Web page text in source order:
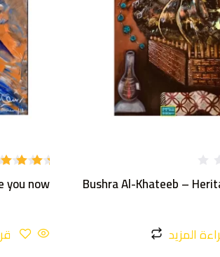
Bushra Al-Khateeb –
المزيد
5.00
you now